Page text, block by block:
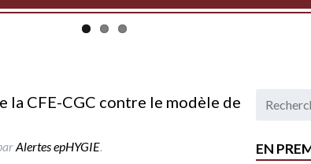
la CFE-CGC contre le modèle de
Alertes epHYGIE.
EN